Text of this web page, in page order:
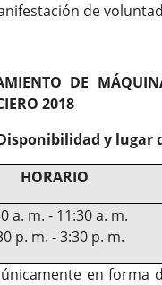
de
DE
2018
y lugar
HORARIO
a. m. - 11:30 a. m.
p. m. - 3:30 p. m.
en